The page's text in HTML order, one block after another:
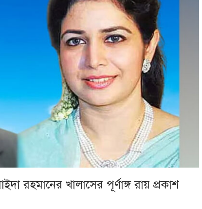
রহমানের খালাসের পূর্ণাঙ্গ রায় প্রকাশ